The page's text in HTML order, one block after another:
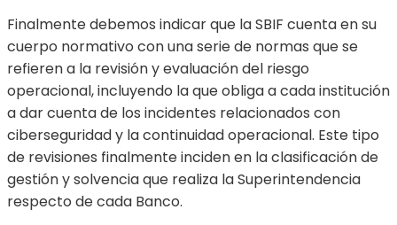
Finalmente debemos indicar que la SBIF cuenta en su
cuerpo normativo con una serie de normas que se
refieren a la revisión y evaluación del riesgo
operacional, incluyendo la que obliga a cada institución
a dar cuenta de los incidentes relacionados con
ciberseguridad y la continuidad operacional. Este tipo
de revisiones finalmente inciden en la clasificación de
gestión y solvencia que realiza la Superintendencia
respecto de cada Banco.